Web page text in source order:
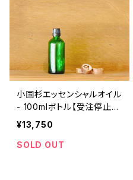
小国杉エッセンシャルオイル
- 100mlボトル【受注停止
中】
¥13,750
SOLD OUT